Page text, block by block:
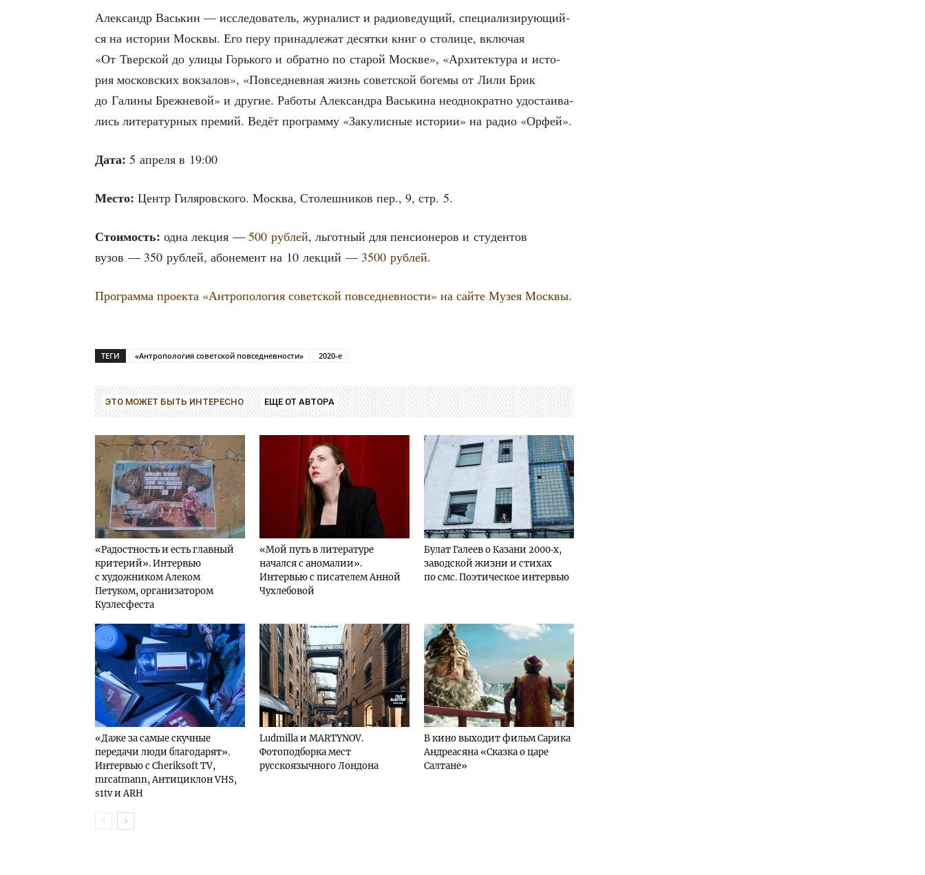
Алек­сандр Вась­кин — иссле­до­ва­тель, жур­на­лист и радио­ве­ду­щий, спе­ци­а­ли­зи­ру­ю­щий­
ся на исто­рии Моск­вы. Его перу при­над­ле­жат десят­ки книг о сто­ли­це, вклю­чая
«От Твер­ской до ули­цы Горь­ко­го и обрат­но по ста­рой Москве», «Архи­тек­ту­ра и исто­
рия мос­ков­ских вок­за­лов», «Повсе­днев­ная жизнь совет­ской боге­мы от Лили Брик
до Гали­ны Бреж­не­вой» и дру­гие. Рабо­ты Алек­сандра Вась­ки­на неод­но­крат­но удо­ста­и­ва­
лись лите­ра­тур­ных пре­мий. Ведёт про­грам­му «Заку­лис­ные исто­рии» на радио «Орфей».
Дата: 5 апре­ля в 19:00
Место: Центр Гиля­ров­ско­го. Москва, Сто­леш­ни­ков пер., 9, стр. 5.
Сто­и­мость: одна лек­ция — 500 руб­лей, льгот­ный для пен­си­о­не­ров и сту­ден­тов
вузов — 350 руб­лей, або­не­мент на 10 лек­ций — 3500 руб­лей.
Про­грам­ма про­ек­та «Антро­по­ло­гия совет­ской повсе­днев­но­сти» на сай­те Музея Моск­вы.
ТЕГИ «Антропология советской повседневности» 2020-е
ЭТО МОЖЕТ БЫТЬ ИНТЕРЕСНО ЕЩЕ ОТ АВТОРА
«Радостность и есть главный
критерий». Интервью
с художником Алеком
Петуком, организатором
Кузлесфеста
«Мой путь в литературе
начался с аномалии».
Интервью с писателем Анной
Чухлебовой
Булат Галеев о Казани 2000‑х,
заводской жизни и стихах
по смс. Поэтическое интервью
«Даже за самые скучные
передачи люди благодарят».
Интервью с Cheriksoft TV,
mrcatmann, Антициклон VHS,
s1tv и ARH
Ludmilla и MARTYNOV.
Фотоподборка мест
русскоязычного Лондона
В кино выходит фильм Сарика
Андреасяна «Сказка о царе
Салтане»